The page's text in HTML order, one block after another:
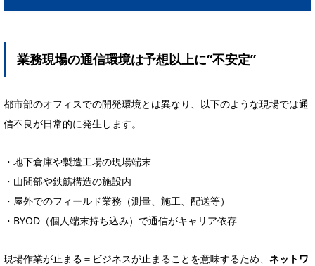
業務現場の通信環境は予想以上に“不安定”
都市部のオフィスでの開発環境とは異なり、以下のような現場では通
信不良が日常的に発生します。
・地下倉庫や製造工場の現場端末
・山間部や鉄筋構造の施設内
・屋外でのフィールド業務（測量、施工、配送等）
・BYOD（個人端末持ち込み）で通信がキャリア依存
現場作業が止まる＝ビジネスが止まることを意味するため、 ネットワ